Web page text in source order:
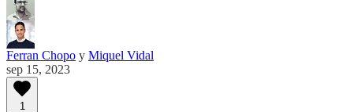
Ferran Chopo y Miquel Vidal
sep 15, 2023
1